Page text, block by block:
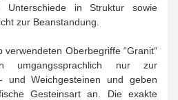
Unterschiede in Struktur sowie
zur Beanstandung.
Oberbegriffe “Granit“
umgangssprachlich nur zur
und Weichgesteinen und geben
Gesteinsart an. Die exakte